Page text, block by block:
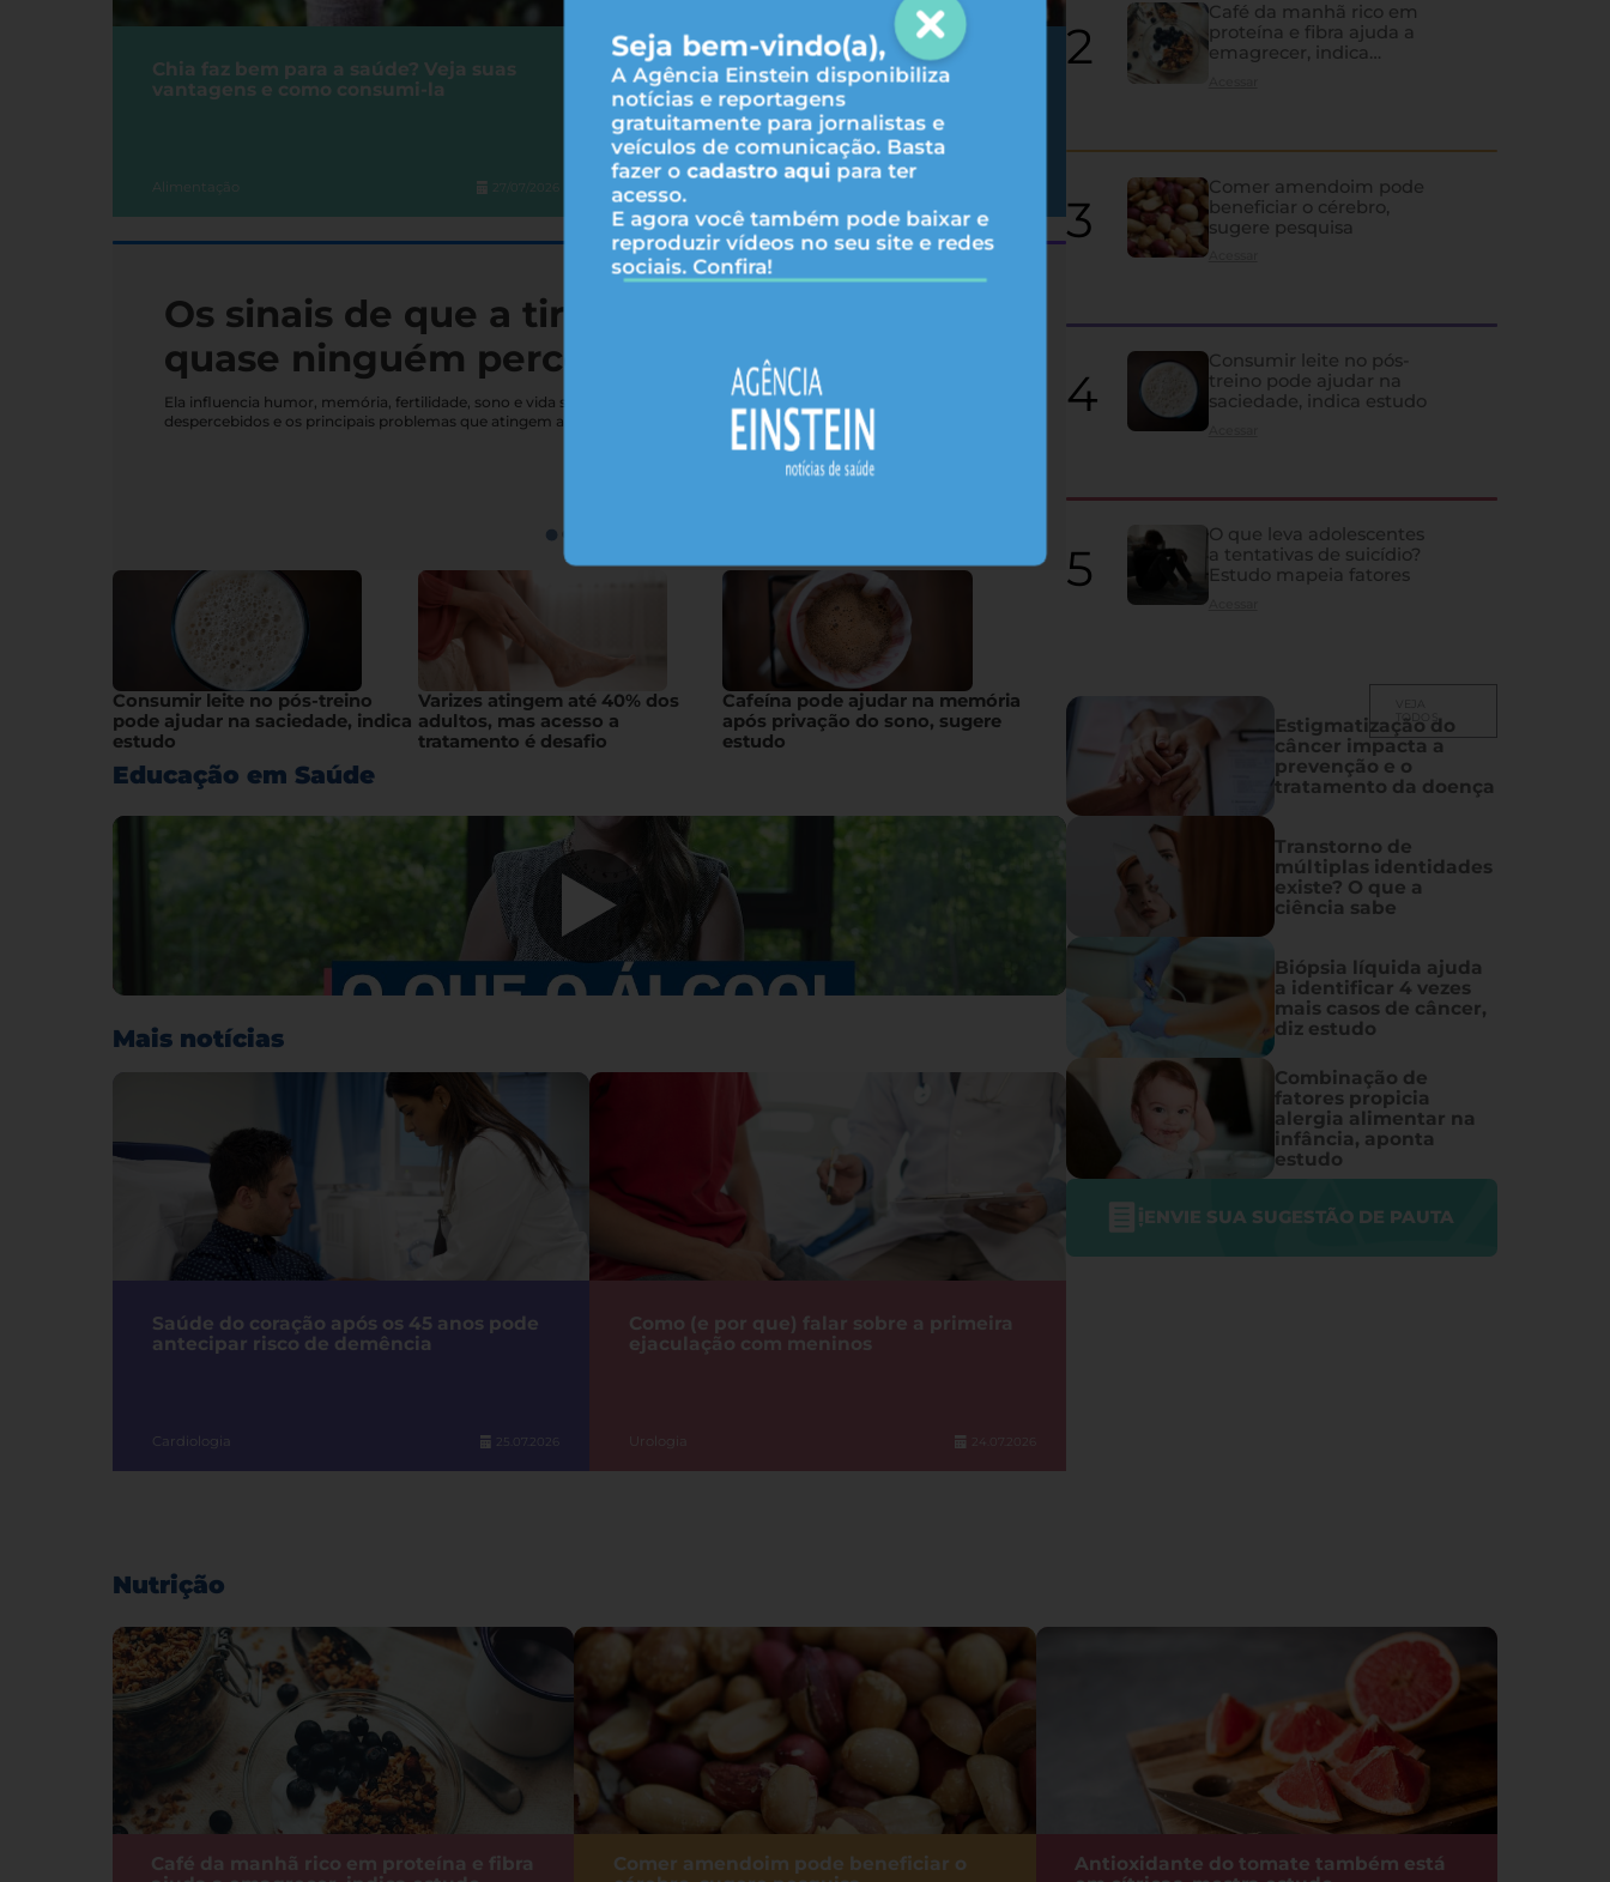
Seja bem-vindo(a),
A Agência Einstein disponibiliza
notícias e reportagens
gratuitamente para jornalistas e
veículos de comunicação. Basta
fazer ocadastro aqui para ter
acesso.
E agora você também pode baixar e
reproduzir vídeos no seu site e redes
sociais. Confira!
Chia faz bem para a saúde? Veja suas
vantagens e como consumi-la
Alimentação 27/07/2026
Hipertrofia: 6 fatores que influenciam
nos resultados do treino
Atividade física
Os sinais de que a tireoide não vai bem — e
quase ninguém percebe
Ela influencia humor, memória, fertilidade, sono e vida sexual; conheça sintomas que costumam passar
despercebidos e os principais problemas que atingem a glândula
Idosos podem estar
do que deveriam, alerta
Artigo aponta que níveis considerados normais da vitamina podem
acima de 70 anos
Consumir leite no pós-treino
pode ajudar na saciedade, indica
estudo
Varizes atingem até 40% dos
adultos, mas acesso a
tratamento é desafio
Cafeína pode ajudar na memória
após privação do sono, sugere
estudo
Educação em Saúde
Mais notícias
Saúde do coração após os 45 anos pode
antecipar risco de demência
Cardiologia 25.07.2026
Como (e por que) falar sobre a primeira
ejaculação com meninos
Urologia 24.07.2026
Café da manhã rico em
proteína e fibra ajuda a
emagrecer, indica
Comer amendoim pode
beneficiar o cérebro,
sugere pesquisa
Acessar
Consumir leite no pós-
treino pode ajudar na
saciedade, indica estudo
Acessar
O que leva adolescentes
a tentativas de suicídio?
Estudo mapeia fatores
Acessar
TODOS
Estigmatização do
câncer impacta a
prevenção e o
tratamento da doença
Transtorno de
múltiplas identidades
existe? O que a
ciência sabe
Biópsia líquida ajuda
a identificar 4 vezes
mais casos de câncer,
diz estudo
Combinação de
fatores propicia
alergia alimentar na
infância, aponta
estudo
ENVIE SUA SUGESTÃO DE PAUTA
Nutrição
Café da manhã rico em proteína e fibra
Comer amendoim pode beneficiar o
Antioxidante do tomate também está